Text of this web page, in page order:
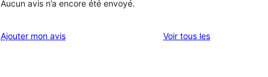
Aucun avis n’a encore été envoyé.
Ajouter mon avis Voir tous lesavis